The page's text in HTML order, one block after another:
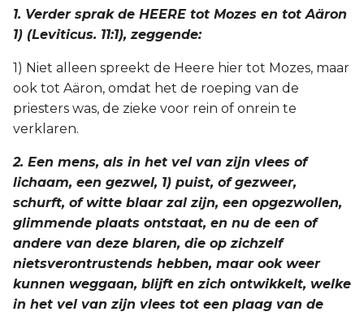
1 Thessalonicenzen
2 Thessalonicenzen
1 Timótheüs
Titus
Filémon
Hebreeën
Jakobus
1. Verder sprak de HEERE tot Mozes en tot Aäron
1) (Leviticus. 11:1), zeggende:
1) Niet alleen spreekt de Heere hier tot Mozes, maar
ook tot Aäron, omdat het de roeping van de
priesters was, de zieke voor rein of onrein te
verklaren.
2. Een mens, als in het vel van zijn vlees of
lichaam, een gezwel, 1) puist, of gezweer,
schurft, of witte blaar zal zijn, een opgezwollen,
glimmende plaats ontstaat, en nu de een of
andere van deze blaren, die op zichzelf
nietsverontrustends hebben, maar ook weer
kunnen weggaan, blijft en zich ontwikkelt, welke
in het vel van zijn vlees tot een plaag van de